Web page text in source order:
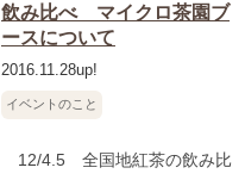
飲み比べ マイクロ茶園ブ
ースについて
2016.11.28up!
イベントのこと
12/4.5 全国地紅茶の飲み比